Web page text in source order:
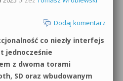
Dodaj komentarz
co niezły interfejs
jednocześnie
z dwoma torami
SD oraz wbudowanym